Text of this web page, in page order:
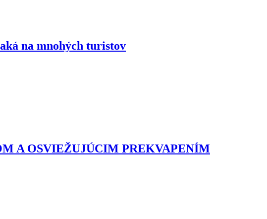
na mnohých turistov
A OSVIEŽUJÚCIM PREKVAPENÍM